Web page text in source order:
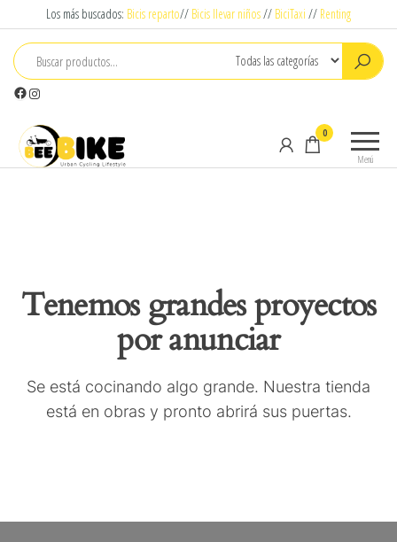
al
contenido
Los más buscados: Bicis reparto// Bicis llevar niños// BiciTaxi // Renting
Facebook
Instagram
Lifestyle
Menú
0
Tenemos grandes proyectos
por anunciar
Se está cocinando algo grande. Nuestra tienda
está en obras y pronto abrirá sus puertas.